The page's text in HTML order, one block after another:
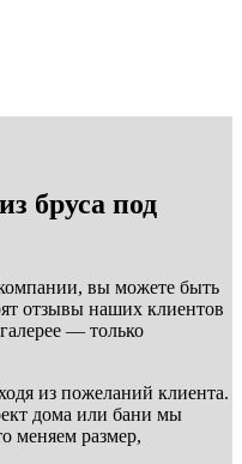
бруса под
вы можете быть
отзывы наших клиентов
— только
из пожеланий клиента.
дома или бани мы
меняем размер,